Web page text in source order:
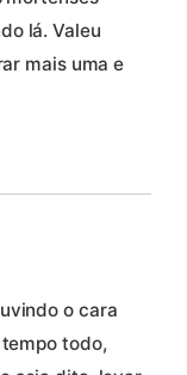
lá. Valeu
mais uma e
o cara
todo,